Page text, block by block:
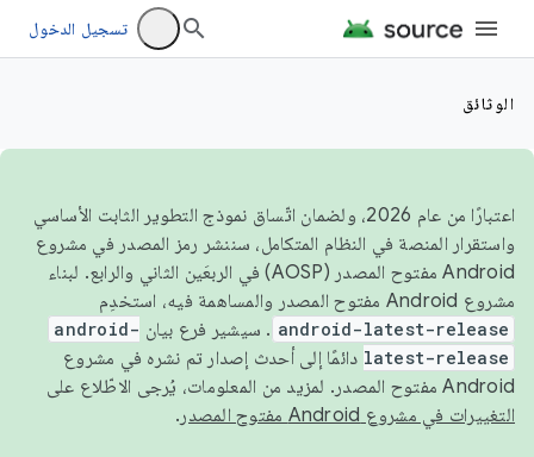
تسجيل الدخول
الوثائق
اعتبارًا من عام 2026، ولضمان اتّساق نموذج التطوير الثابت الأساسي
واستقرار المنصة في النظام المتكامل، سننشر رمز المصدر في مشروع
Android مفتوح المصدر (AOSP) في الربعَين الثاني والرابع. لبناء
مشروع Android مفتوح المصدر والمساهمة فيه، استخدِم
android-latest-release . سيشير فرع بيان android-
latest-release دائمًا إلى أحدث إصدار تم نشره في مشروع
Android مفتوح المصدر. لمزيد من المعلومات، يُرجى الاطّلاع على
التغييرات في مشروع Android مفتوح المصدر
.